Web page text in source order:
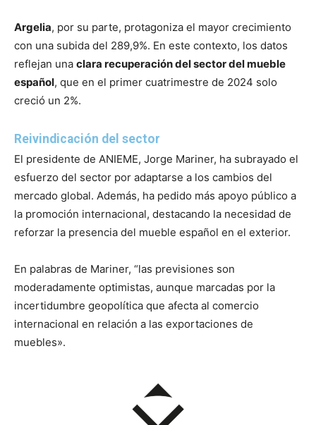
Argelia, por su parte, protagoniza el mayor crecimiento
con una subida del 289,9%. En este contexto, los datos
reflejan una clara recuperación del sector del mueble
español, que en el primer cuatrimestre de 2024 solo
creció un 2%.
Reivindicación del sector
El presidente de ANIEME, Jorge Mariner, ha subrayado el
esfuerzo del sector por adaptarse a los cambios del
mercado global. Además, ha pedido más apoyo público a
la promoción internacional, destacando la necesidad de
reforzar la presencia del mueble español en el exterior.
En palabras de Mariner, “las previsiones son
moderadamente optimistas, aunque marcadas por la
incertidumbre geopolítica que afecta al comercio
internacional en relación a las exportaciones de
muebles».